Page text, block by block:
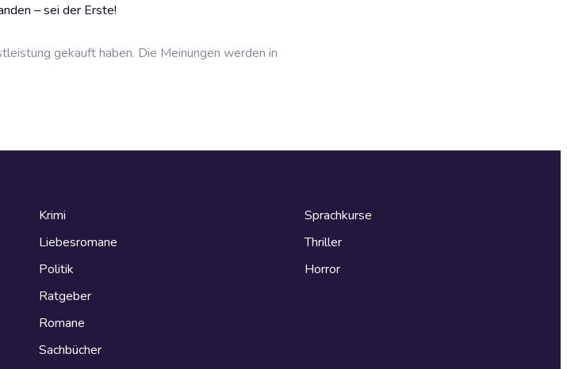
– sei der Erste!
gekauft haben. Die Meinungen werden in
Krimi
Liebesromane
Politik
Ratgeber
Romane
Sachbücher
Sprachkurse
Thriller
Horror